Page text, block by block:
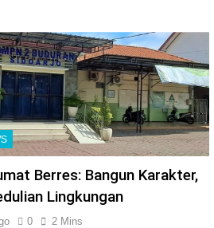
Berres: Bangun Karakter,
Lingkungan
0 2 Mins